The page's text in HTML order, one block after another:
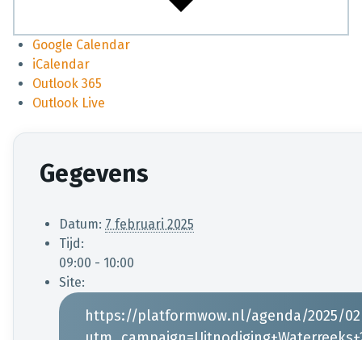
Google Calendar
iCalendar
Outlook 365
Outlook Live
Gegevens
Datum: 7 februari 2025
Tijd:
09:00 - 10:00
Site:
https://platformwow.nl/agenda/2025/